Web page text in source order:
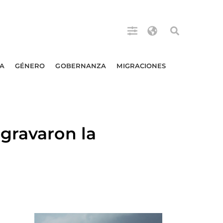
GÉNERO GOBERNANZA MIGRACIONES
la